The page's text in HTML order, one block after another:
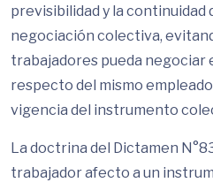
previsibilidad y la continuidad
negociación colectiva,
trabajadores pueda negociar
respecto del mismo
vigencia del instrumento
La doctrina del Dictamen
trabajador afecto a un